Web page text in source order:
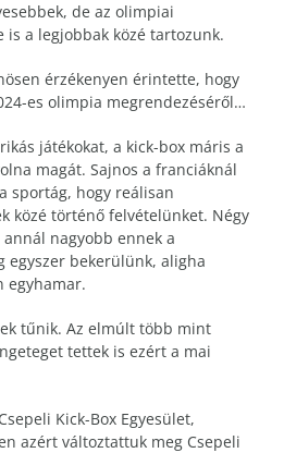
de az olimpiai
is a legjobbak közé tartozunk.
érzékenyen érintette, hogy
es olimpia megrendezéséről…
játékokat, a kick-box máris a
magát. Sajnos a franciáknál
sportág, hogy reálisan
közé történő felvételünket. Négy
nagyobb ennek a
egyszer bekerülünk, aligha
egyhamar.
tűnik. Az elmúlt több mint
tettek is ezért a mai
Kick-Box Egyesület,
azért változtattuk meg Csepeli